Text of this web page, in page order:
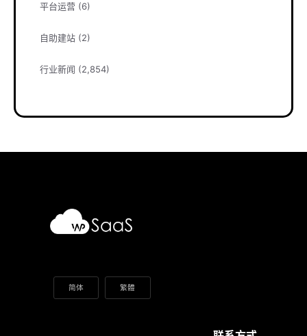
平台运营 (6)
自助建站 (2)
行业新闻 (2,854)
简体 繁體